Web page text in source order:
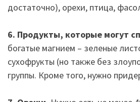
достаточно), орехи, птица,
6. Продукты, которые могут
богатые магнием – зеленые
сухофрукты (но также без
группы. Кроме того, нужно